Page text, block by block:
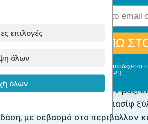
Για την παραγωγή
ΣτοBabyllama, πρωταρχικό μας
άριστη ποιότητα των υλικών μας,
επιλέγουμε αποκλειστικά μασίφ
δάση, με σεβασμό στο περιβάλλον
επιλογές
όλων
όλων
[ΘΕΛΩ ΝΑ ΜΠΩ
Με την εγγραφή σου, δηλώνεις ότι αποδέχεσαι
GDPR